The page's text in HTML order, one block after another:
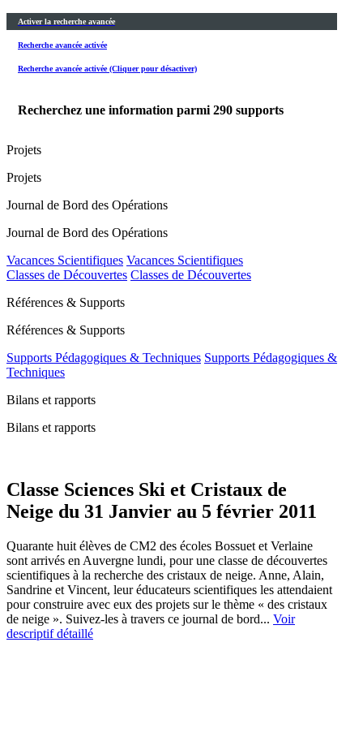
Activer la recherche avancée
Recherche avancée activée
Recherche avancée activée (Cliquer pour désactiver)
Recherchez une information parmi 290 supports
Projets
Projets
Journal de Bord des Opérations
Journal de Bord des Opérations
Vacances Scientifiques Vacances Scientifiques
Classes de Découvertes Classes de Découvertes
Références & Supports
Références & Supports
Supports Pédagogiques & Techniques Supports Pédagogiques &
Techniques
Bilans et rapports
Bilans et rapports
Classe Sciences Ski et Cristaux de
Neige du 31 Janvier au 5 février 2011
Quarante huit élèves de CM2 des écoles Bossuet et Verlaine
sont arrivés en Auvergne lundi, pour une classe de découvertes
scientifiques à la recherche des cristaux de neige. Anne, Alain,
Sandrine et Vincent, leur éducateurs scientifiques les attendaient
pour construire avec eux des projets sur le thème « des cristaux
de neige ». Suivez-les à travers ce journal de bord... Voir
descriptif détaillé